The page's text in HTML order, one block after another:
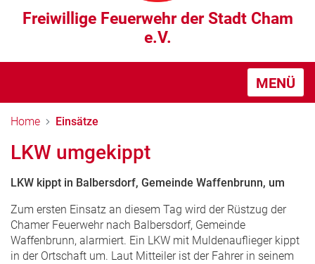
Freiwillige Feuerwehr der Stadt Cham
e.V.
MENÜ
Home Einsätze
LKW umgekippt
LKW kippt in Balbersdorf, Gemeinde Waffenbrunn, um
Zum ersten Einsatz an diesem Tag wird der Rüstzug der
Chamer Feuerwehr nach Balbersdorf, Gemeinde
Waffenbrunn, alarmiert. Ein LKW mit Muldenauflieger kippt
in der Ortschaft um. Laut Mitteiler ist der Fahrer in seinem